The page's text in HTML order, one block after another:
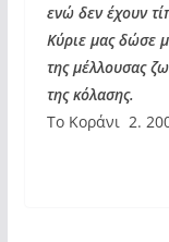
ενώ δεν έχουν
Κύριε μας δώσε
της μέλλουσας
της κόλασης.
Το Κοράνι 2.